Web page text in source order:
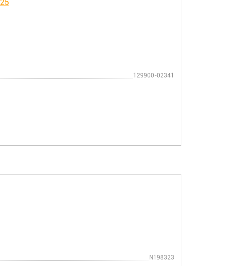
129900-02341
N198323